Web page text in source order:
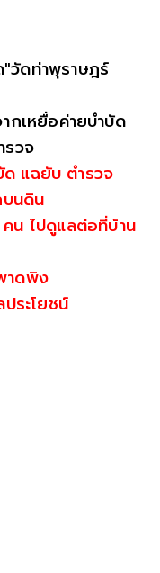
วัดท่าพุราษฎร์
กเหยื่อค่ายบำบัด
รวจ
แฉยับ ตำรวจ
บนดิน
น ไปดูแลต่อที่บ้าน
าดพิง
ระโยชน์